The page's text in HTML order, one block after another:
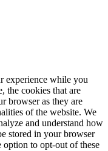
experience while you
the cookies that are
browser as they are
of the website. We
and understand how
stored in your browser
to opt-out of these